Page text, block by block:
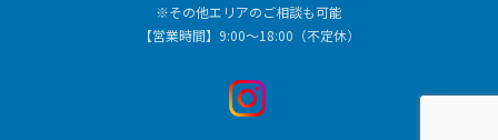
※その他エリアのご相談も可能
【営業時間】9:00～18:00（不定休）